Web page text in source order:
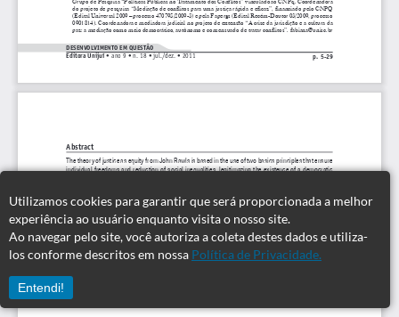
Utilizamos cookies para garantir que será proporcionada a melhor
experiência ao usuário enquanto visita o nosso site.
Ao navegar pelo site, você autoriza a coleta destes dados e utiliza-
los conforme descritos em nossa Política de Privacidade.
Entendi!